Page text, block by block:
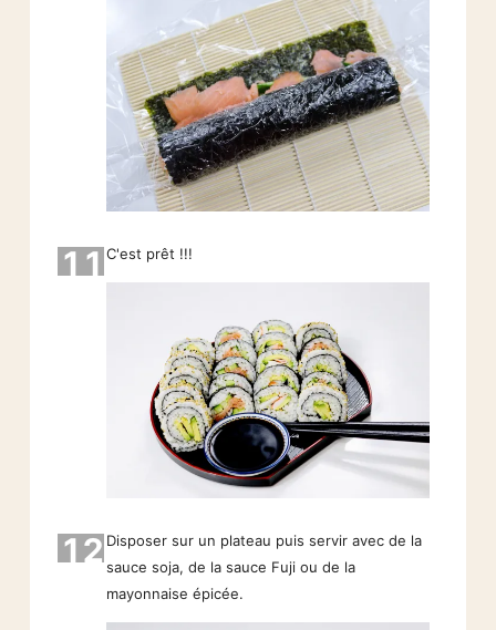
11 C'est prêt !!!
12 Disposer sur un plateau puis servir avec de la
sauce soja, de la sauce Fuji ou de la
mayonnaise épicée.